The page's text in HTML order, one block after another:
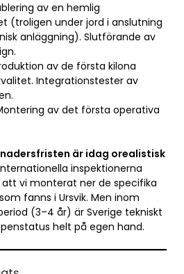
av en hemlig
(troligen under jord i anslutning
anläggning). Slutförande av
av de första kilona
Integrationstester av
av det första operativa
är idag orealistisk
inspektionerna
vi monterat ner de specifika
fanns i Ursvik. Men inom
(3–4 år) är Sverige tekniskt
helt på egen hand.